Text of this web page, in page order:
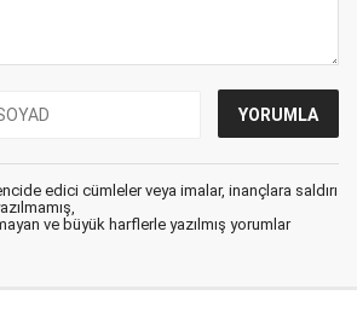
edici cümleler veya imalar, inançlara saldırı
ve büyük harflerle yazılmış yorumlar